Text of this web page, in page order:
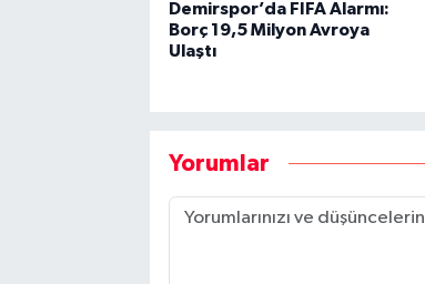
Demirspor’da FIFA Alarmı:
Borç 19,5 Milyon Avroya
Ulaştı
Yorumlar